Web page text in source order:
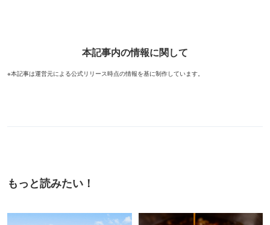
本記事内の情報に関して
※本記事は運営元による公式リリース時点の情報を基に制作しています。
もっと読みたい！